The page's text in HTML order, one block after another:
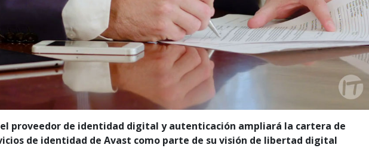
proveedor de identidad digital y autenticación ampliará la cartera de
de identidad de Avast como parte de su visión de libertad digital